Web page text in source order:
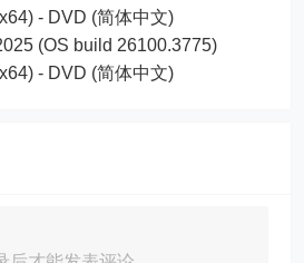
- DVD (简体中文)
(OS build 26100.3775)
- DVD (简体中文)